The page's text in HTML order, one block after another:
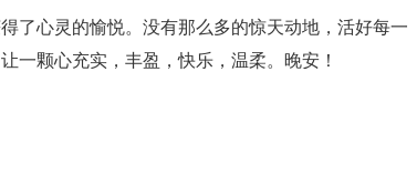
了心灵的愉悦。没有那么多的惊天动地，活好每一
一颗心充实，丰盈，快乐，温柔。晚安！